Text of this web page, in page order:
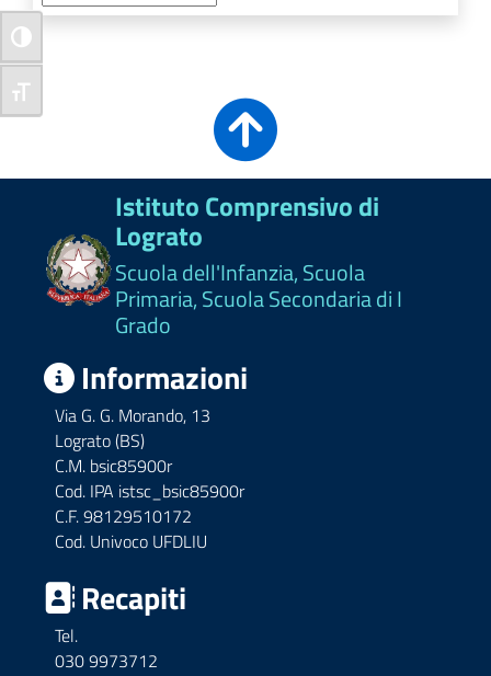
Attiva/disattiva alto contrasto
Attiva/disattiva dimensione testo
Istituto Comprensivo di
Lograto
Scuola dell'Infanzia, Scuola
Primaria, Scuola Secondaria di I
Grado
Informazioni
Via G. G. Morando, 13
Lograto (BS)
C.M. bsic85900r
Cod. IPA istsc_bsic85900r
C.F. 98129510172
Cod. Univoco UFDLIU
Recapiti
Tel.
030 9973712